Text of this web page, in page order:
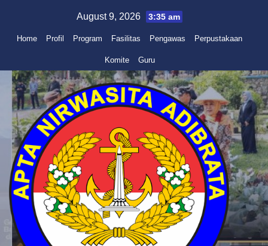
content
August 9, 2026 3:35 am
Home Profil Program Fasilitas Pengawas Perpustakaan
Komite Guru